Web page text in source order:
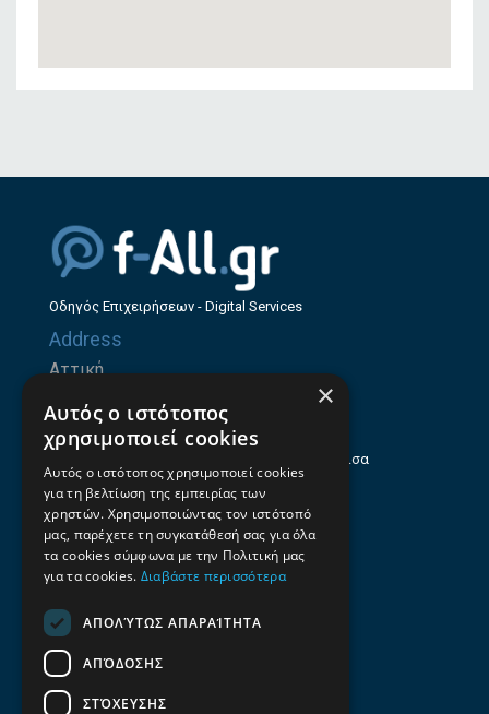
Οδηγός Επιχειρήσεων - Digital Services
Address
Αττική
Θεσσαλία
Ηρώων Πολυτεχνείου 214 (1ος Όροφος), Λάρισα
Επαγγελματικός οδηγός Λάρισας
Emails
Contacts
+30 2106100088
+30 2410533884
×
Αυτός ο ιστότοπος
χρησιμοποιεί cookies
Αυτός ο ιστότοπος χρησιμοποιεί cookies
για τη βελτίωση της εμπειρίας των
χρηστών. Χρησιμοποιώντας τον ιστότοπό
μας, παρέχετε τη συγκατάθεσή σας για όλα
τα cookies σύμφωνα με την Πολιτική μας
για τα cookies. Διαβάστε περισσότερα
ΑΠΟΛΎΤΩΣ ΑΠΑΡΑΊΤΗΤΑ
ΑΠΌΔΟΣΗΣ
ΣΤΌΧΕΥΣΗΣ